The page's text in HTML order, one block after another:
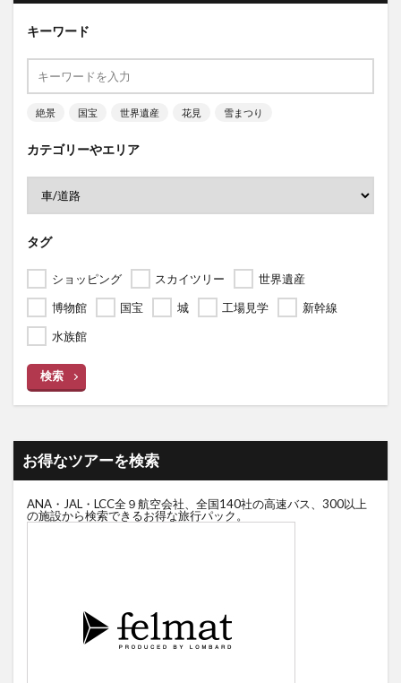
キーワード
絶景 国宝 世界遺産 花見 雪まつり
カテゴリーやエリア
タグ
ショッピング スカイツリー
世界遺産
博物館
国宝 城 工場見学
新幹線
水族館
検索
お得なツアーを検索
ANA・JAL・LCC全９航空会社、全国140社の高速バス、300以上
の施設から検索できるお得な旅行パック。